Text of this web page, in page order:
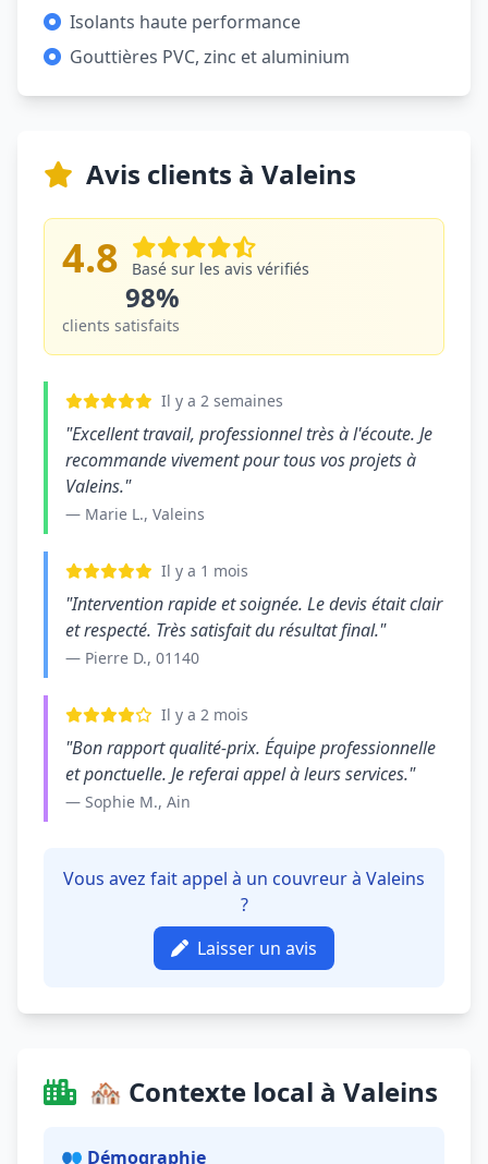
Isolants haute performance
Gouttières PVC, zinc et aluminium
Avis clients à Valeins
4.8 Basé sur les avis vérifiés
98%
clients satisfaits
Il y a 2 semaines
"Excellent travail, professionnel très à l'écoute. Je
recommande vivement pour tous vos projets à
Valeins."
— Marie L., Valeins
Il y a 1 mois
"Intervention rapide et soignée. Le devis était clair
et respecté. Très satisfait du résultat final."
— Pierre D., 01140
Il y a 2 mois
"Bon rapport qualité-prix. Équipe professionnelle
et ponctuelle. Je referai appel à leurs services."
— Sophie M., Ain
Vous avez fait appel à un couvreur à Valeins
?
Laisser un avis
🏘️ Contexte local à Valeins
👥 Démographie